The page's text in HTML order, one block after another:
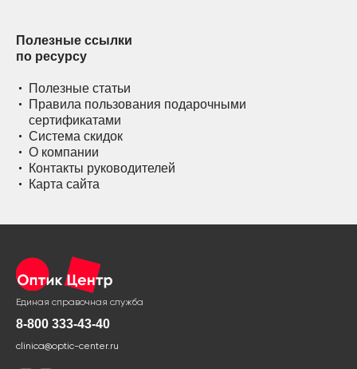
Полезные ссылки
по ресурсу
Полезные статьи
Правила пользования подарочными
сертификатами
Система скидок
О компании
Контакты руководителей
Карта сайта
Единая справочная служба
8-800 333-43-40
clinica@optic-center.ru